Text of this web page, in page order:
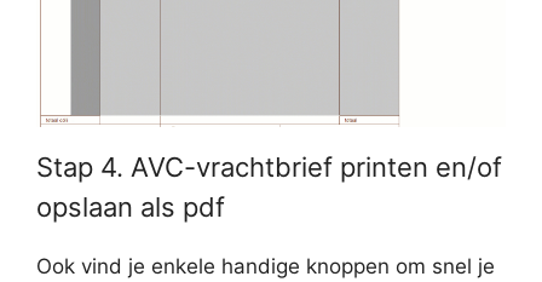
Stap 4. AVC-vrachtbrief printen en/of
opslaan als pdf
Ook vind je enkele handige knoppen om snel je